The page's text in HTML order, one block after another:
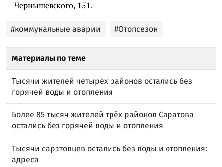
— Чернышевского, 151.
#коммунальные аварии #Отопсезон
Материалы по теме
Тысячи жителей четырёх районов остались без
горячей воды и отопления
Более 85 тысяч жителей трёх районов Саратова
остались без горячей воды и отопления
Тысячи саратовцев остались без воды и отопления:
адреса